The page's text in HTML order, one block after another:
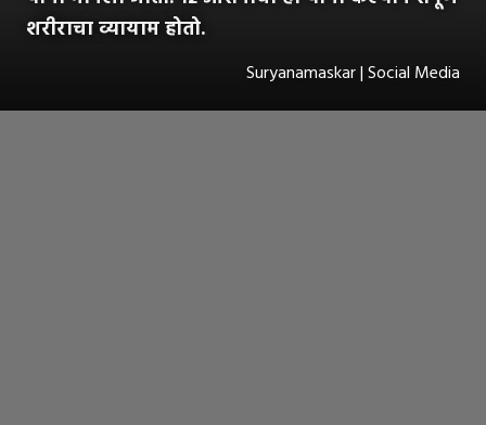
शरीराचा व्यायाम होतो.
Suryanamaskar | Social Media